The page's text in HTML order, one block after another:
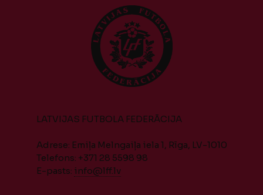
LATVIJAS FUTBOLA FEDERĀCIJA
Adrese: Emiļa Melngaiļa iela 1, Rīga, LV-1010
Telefons: +371 28 5598 98
E-pasts: info@lff.lv